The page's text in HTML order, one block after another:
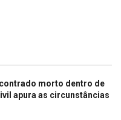
morto dentro de
apura as circunstâncias